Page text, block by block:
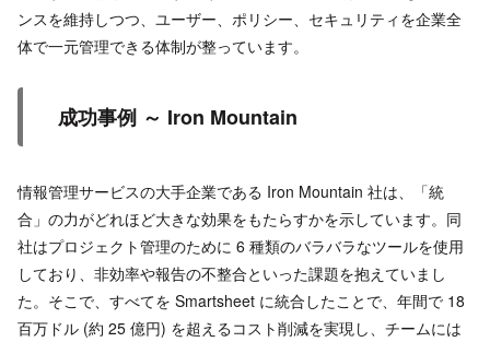
ンスを維持しつつ、ユーザー、ポリシー、セキュリティを企業全
体で一元管理できる体制が整っています。
成功事例 ～ Iron Mountain
情報管理サービスの大手企業である Iron Mountain 社は、「統
合」の力がどれほど大きな効果をもたらすかを示しています。同
社はプロジェクト管理のために 6 種類のバラバラなツールを使用
しており、非効率や報告の不整合といった課題を抱えていまし
た。そこで、すべてを Smartsheet に統合したことで、年間で 18
百万ドル (約 25 億円) を超えるコスト削減を実現し、チームには